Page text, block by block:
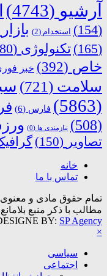
آرشیو (4743)
(154)
استخدام (2) بازار
(165)
تکنولوژی (180)
خاص (392) خبر
سلامت (721)
(5863)
فارس (6)
(508)
نیازمندی ها (0)
تصاویر (150)
خانه
تماس با ما
تمام حقوق مادی و
مطالب با ذکر منبع
BY: SP Agency
×
سیاسی
اجتماعی